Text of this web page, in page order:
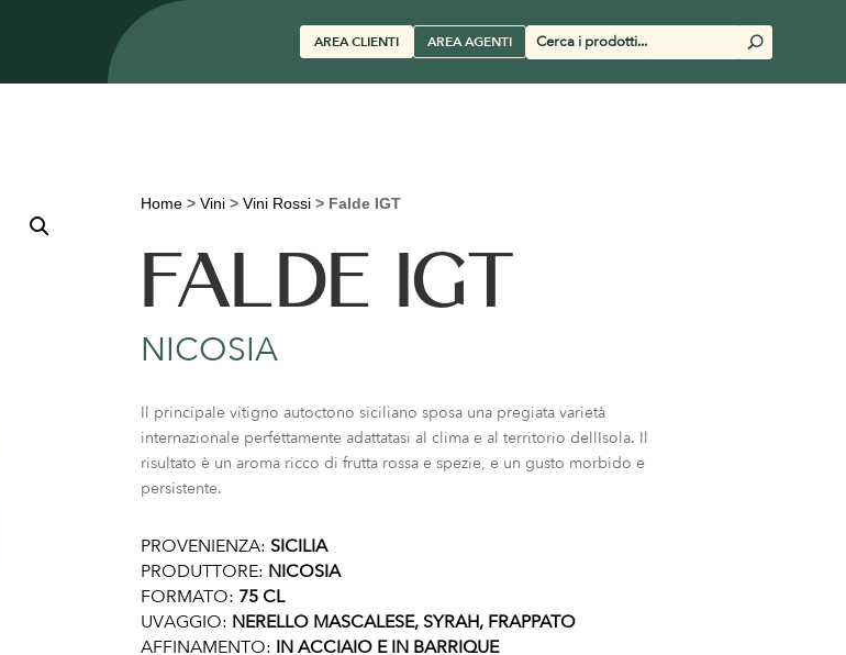
AREA CLIENTI AREA AGENTI
Cerca
prodotti
U
Home> Vini> Vini Rossi> Falde IGT
FALDE IGT
NICOSIA
Il principale vitigno autoctono siciliano sposa una pregiata varietà
internazionale perfettamente adattatasi al clima e al territorio dellIsola. Il
risultato è un aroma ricco di frutta rossa e spezie, e un gusto morbido e
persistente.
PROVENIENZA: SICILIA
PRODUTTORE: NICOSIA
FORMATO: 75 CL
UVAGGIO: NERELLO MASCALESE, SYRAH, FRAPPATO
AFFINAMENTO: IN ACCIAIO E IN BARRIQUE